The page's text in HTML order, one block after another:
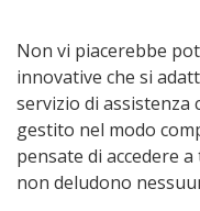
Non vi piacerebbe
innovative che si
servizio di assistenza
gestito nel modo
pensate di accedere
non deludono